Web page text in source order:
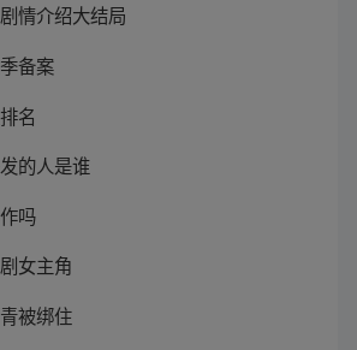
情介绍大结局
备案
名
的人是谁
吗
女主角
被绑住